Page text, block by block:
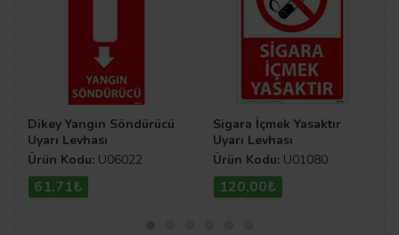
Dikey Yangın Söndürücü
Uyarı Levhası
Ürün Kodu: U06022
61,71₺
Sigara İçmek Yasaktır
Uyarı Levhası
Ürün Kodu: U01080
120,00₺